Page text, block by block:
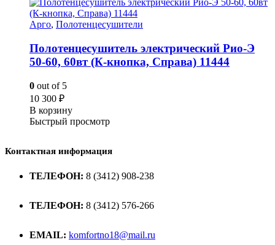
Арго, Полотенцесушители
Полотенцесушитель электрический Рио-Э
50-60, 60вт (К-кнопка, Справа) 11444
0 out of 5
10 300 ₽
В корзину
Быстрый просмотр
Контактная информация
ТЕЛЕФОН: 8 (3412) 908-238
ТЕЛЕФОН: 8 (3412) 576-266
EMAIL: komfortno18@mail.ru